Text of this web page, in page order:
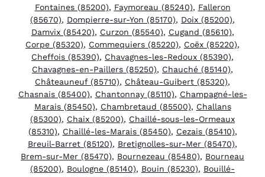
Fontaines (85200), Faymoreau (85240), Falleron
(85670), Dompierre-sur-Yon (85170), Doix (85200),
Damvix (85420), Curzon (85540), Cugand (85610),
Corpe (85320), Commequiers (85220), Coëx (85220),
Cheffois (85390), Chavagnes-les-Redoux (85390),
Chavagnes-en-Paillers (85250), Chauché (85140),
Châteauneuf (85710), Château-Guibert (85320),
Chasnais (85400), Chantonnay (85110), Champagné-les-
Marais (85450), Chambretaud (85500), Challans
(85300), Chaix (85200), Chaillé-sous-les-Ormeaux
(85310), Chaillé-les-Marais (85450), Cezais (85410),
Breuil-Barret (85120), Bretignolles-sur-Mer (85470),
Brem-sur-Mer (85470), Bournezeau (85480), Bourneau
(85200), Boulogne (85140), Bouin (85230), Bouillé-